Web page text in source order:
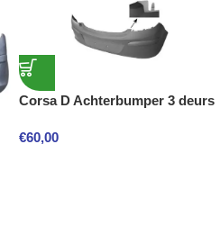
Corsa D Achterbumper 3 deurs
€60,00